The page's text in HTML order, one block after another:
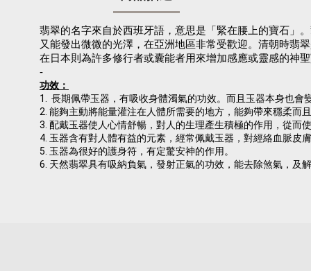
翡翠的名字來自於西班牙語，意思是「緊在腰上的寶石」
又能發出微微的光澤，在亞洲地區非常受歡迎。清朝時翡
在日本則為許多修行者或囊能者用來增加感應或靈感的神
-
功效：
1. 長期佩帶玉器，有吸收身體濁氣的功效。而且玉器本身也
2. 能夠主動將能量灌注在人體所需要的地方，能夠帶來穩柔而
3. 配戴玉器使人心情舒暢，對人的生理產生積極的作用，從而
4. 玉器含有對人體有益的元素，經常佩戴玉器，對經絡血脈皮
5. 玉器為很好的護身符，有定驚安神的作用。
6. 天然翡翠具有吸納負氣，發射正氣的功效，能去除煞氣，及